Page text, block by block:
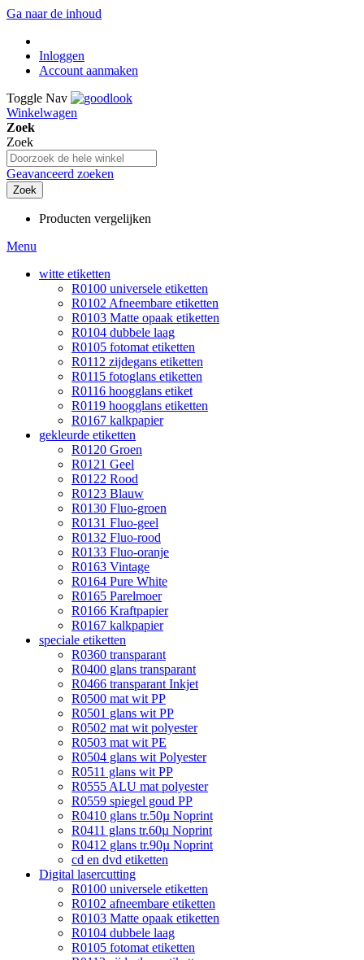
Ga naar de inhoud
Inloggen
Account aanmaken
Toggle Nav
Winkelwagen
Zoek
Zoek
Geavanceerd zoeken
Zoek
Producten vergelijken
Menu
witte etiketten
R0100 universele etiketten
R0102 Afneembare etiketten
R0103 Matte opaak etiketten
R0104 dubbele laag
R0105 fotomat etiketten
R0112 zijdegans etiketten
R0115 fotoglans etiketten
R0116 hoogglans etiket
R0119 hoogglans etiketten
R0167 kalkpapier
gekleurde etiketten
R0120 Groen
R0121 Geel
R0122 Rood
R0123 Blauw
R0130 Fluo-groen
R0131 Fluo-geel
R0132 Fluo-rood
R0133 Fluo-oranje
R0163 Vintage
R0164 Pure White
R0165 Parelmoer
R0166 Kraftpapier
R0167 kalkpapier
speciale etiketten
R0360 transparant
R0400 glans transparant
R0466 transparant Inkjet
R0500 mat wit PP
R0501 glans wit PP
R0502 mat wit polyester
R0503 mat wit PE
R0504 glans wit Polyester
R0511 glans wit PP
R0555 ALU mat polyester
R0559 spiegel goud PP
R0410 glans tr.50µ Noprint
R0411 glans tr.60µ Noprint
R0412 glans tr.90µ Noprint
cd en dvd etiketten
Digital lasercutting
R0100 universele etiketten
R0102 afneembare etiketten
R0103 Matte opaak etiketten
R0104 dubbele laag
R0105 fotomat etiketten